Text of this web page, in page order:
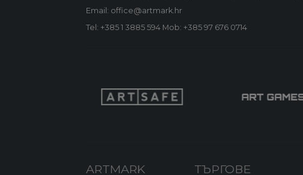
Email: office@artmark.hr
Tel: +385 1 3885 594 Mob: +385 97 676 0714
ARTMARK ТЪРГОВЕ